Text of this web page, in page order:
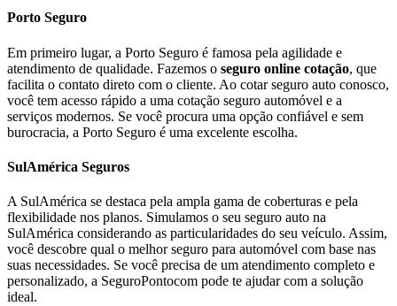
Porto Seguro
Em primeiro lugar, a Porto Seguro é famosa pela agilidade e
atendimento de qualidade. Fazemos o seguro online cotação, que
facilita o contato direto com o cliente. Ao cotar seguro auto conosco,
você tem acesso rápido a uma cotação seguro automóvel e a
serviços modernos. Se você procura uma opção confiável e sem
burocracia, a Porto Seguro é uma excelente escolha.
SulAmérica Seguros
A SulAmérica se destaca pela ampla gama de coberturas e pela
flexibilidade nos planos. Simulamos o seu seguro auto na
SulAmérica considerando as particularidades do seu veículo. Assim,
você descobre qual o melhor seguro para automóvel com base nas
suas necessidades. Se você precisa de um atendimento completo e
personalizado, a SeguroPontocom pode te ajudar com a solução
ideal.